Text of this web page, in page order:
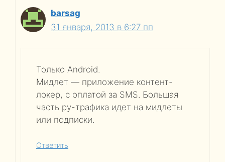
barsag
31 января, 2013 в 6:27 пп
Только Android.
Мидлет — приложение контент-
локер, с оплатой за SMS. Большая
часть ру-трафика идет на мидлеты
или подписки.
Ответить